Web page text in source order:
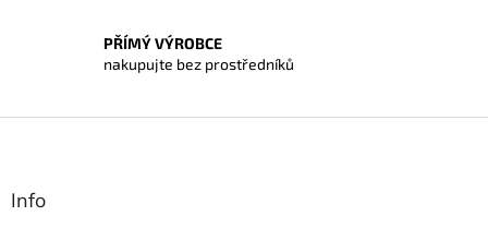
s
u
PŘÍMÝ VÝROBCE
nakupujte bez prostředníků
Z
Info